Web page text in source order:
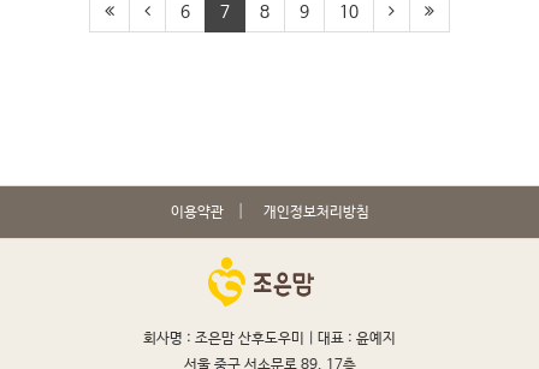
6 7 8 9 10
이용약관 개인정보처리방침
회사명 : 조은맘 산후도우미 | 대표 : 윤예지
서울 중구 서소문로 89, 17층